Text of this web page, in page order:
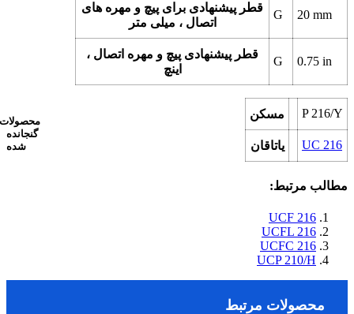
قطر پیشنهادی برای پیچ و مهره های
اتصال ، میلی متر
G 20 mm
قطر پیشنهادی پیچ و مهره اتصال ،
اینچ
G 0.75 in
محصولات
گنجانده
شده
مسکن P 216/Y
یاتاقان UC 216
مطالب مرتبط:
UCF 216
UCFL 216
UCFC 216
UCP 210/H
محصولات مرتبط